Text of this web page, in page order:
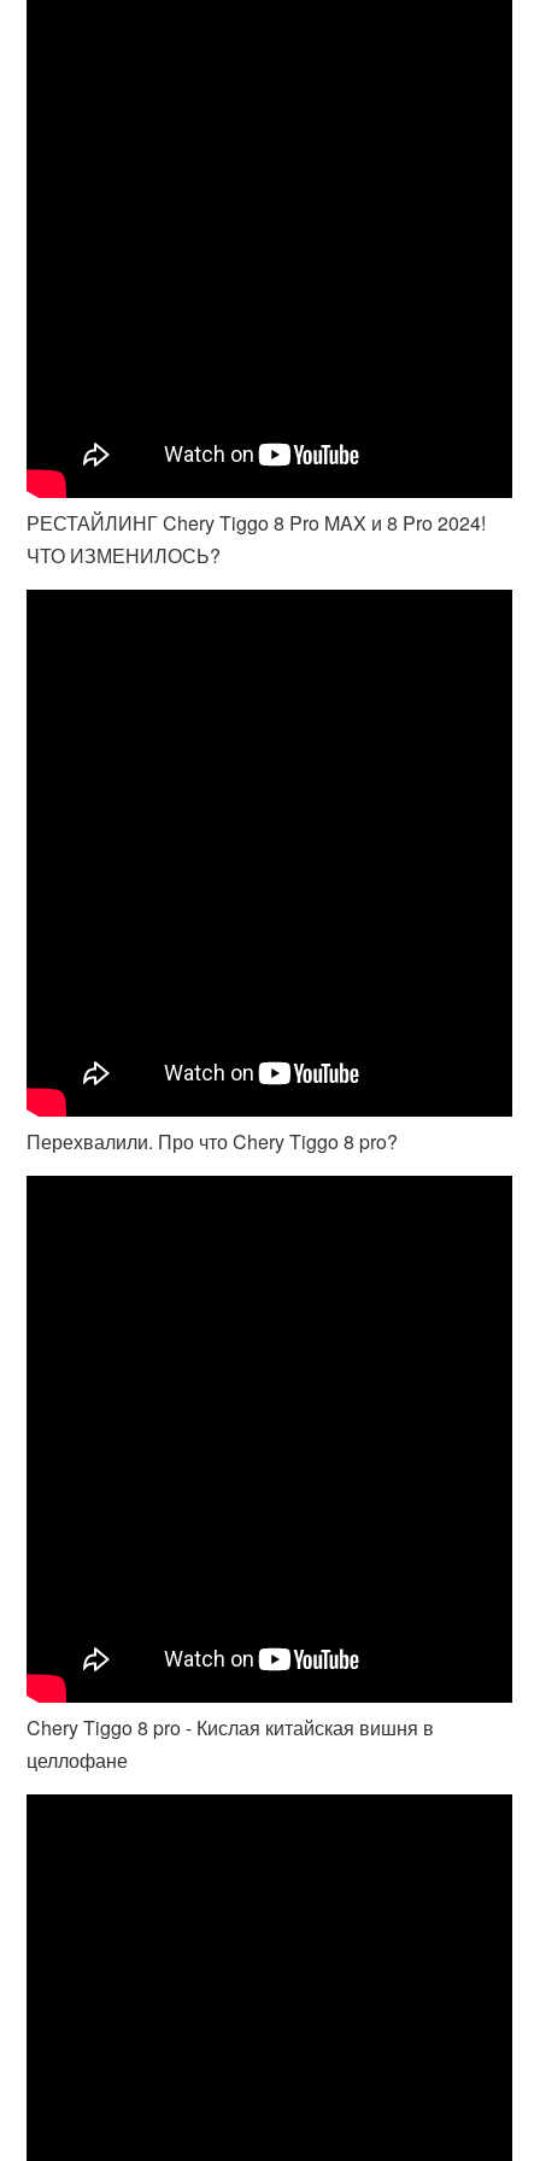
РЕСТАЙЛИНГ Chery Tiggo 8 Pro MAX и 8 Pro 2024!
ЧТО ИЗМЕНИЛОСЬ?
Перехвалили. Про что Chery Tiggo 8 pro?
Chery Tiggo 8 pro - Кислая китайская вишня в
целлофане